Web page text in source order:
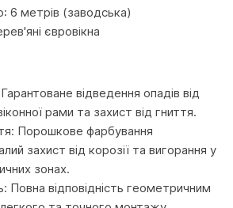
6 метрів (заводська)
євровікна
відведення опадів від
рами та захист від гниття.
Порошкове фарбування
захист від корозії та вигорання у
зонах.
Повна відповідність геометричним